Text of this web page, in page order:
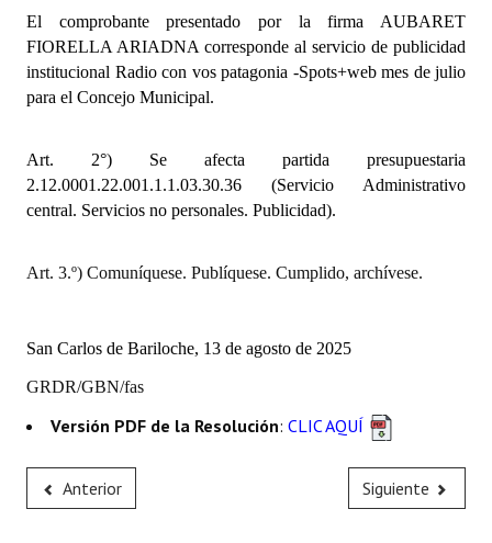
Noticias Destacadas
Registros y Distinciones
Datos Históricos
Audiencias Públicas - Registro
Periodistas Decanos - Registro
Reconocimientos - Registro
El comprobante presentado por la firma AUBARET
FIORELLA ARIADNA corresponde al servicio de publicidad
institucional Radio con vos patagonia -Spots+web mes de julio
para el Concejo Municipal.
Art. 2°) Se afecta partida presupuestaria
2.12.0001.22.001.1.1.03.30.36 (Servicio Administrativo
central. Servicios no personales. Publicidad).
Art. 3.º) Comuníquese. Publíquese. Cumplido, archívese.
San Carlos de Bariloche, 13 de agosto de 2025
GRDR/GBN/fas
Versión PDF de la Resolución: CLIC AQUÍ
Anterior Siguiente